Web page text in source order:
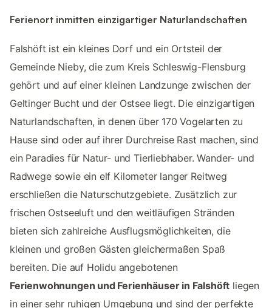
Ferienort inmitten einzigartiger Naturlandschaften
Falshöft ist ein kleines Dorf und ein Ortsteil der
Gemeinde Nieby, die zum Kreis Schleswig-Flensburg
gehört und auf einer kleinen Landzunge zwischen der
Geltinger Bucht und der Ostsee liegt. Die einzigartigen
Naturlandschaften, in denen über 170 Vogelarten zu
Hause sind oder auf ihrer Durchreise Rast machen, sind
ein Paradies für Natur- und Tierliebhaber. Wander- und
Radwege sowie ein elf Kilometer langer Reitweg
erschließen die Naturschutzgebiete. Zusätzlich zur
frischen Ostseeluft und den weitläufigen Stränden
bieten sich zahlreiche Ausflugsmöglichkeiten, die
kleinen und großen Gästen gleichermaßen Spaß
bereiten. Die auf Holidu angebotenen
Ferienwohnungen und Ferienhäuser in Falshöft liegen
in einer sehr ruhigen Umgebung und sind der perfekte